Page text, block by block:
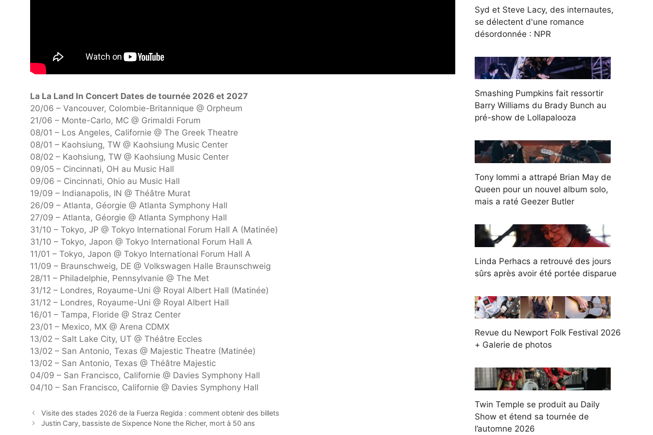
La La Land In Concert Dates de tournée 2026 et 2027
20/06 – Vancouver, Colombie-Britannique @ Orpheum
21/06 – Monte-Carlo, MC @ Grimaldi Forum
08/01 – Los Angeles, Californie @ The Greek Theatre
08/01 – Kaohsiung, TW @ Kaohsiung Music Center
08/02 – Kaohsiung, TW @ Kaohsiung Music Center
09/05 – Cincinnati, OH au Music Hall
09/06 – Cincinnati, Ohio au Music Hall
19/09 – Indianapolis, IN @ Théâtre Murat
26/09 – Atlanta, Géorgie @ Atlanta Symphony Hall
27/09 – Atlanta, Géorgie @ Atlanta Symphony Hall
31/10 – Tokyo, JP @ Tokyo International Forum Hall A (Matinée)
31/10 – Tokyo, Japon @ Tokyo International Forum Hall A
11/01 – Tokyo, Japon @ Tokyo International Forum Hall A
11/09 – Braunschweig, DE @ Volkswagen Halle Braunschweig
28/11 – Philadelphie, Pennsylvanie @ The Met
31/12 – Londres, Royaume-Uni @ Royal Albert Hall (Matinée)
31/12 – Londres, Royaume-Uni @ Royal Albert Hall
16/01 – Tampa, Floride @ Straz Center
23/01 – Mexico, MX @ Arena CDMX
13/02 – Salt Lake City, UT @ Théâtre Eccles
13/02 – San Antonio, Texas @ Majestic Theatre (Matinée)
13/02 – San Antonio, Texas @ Théâtre Majestic
04/09 – San Francisco, Californie @ Davies Symphony Hall
04/10 – San Francisco, Californie @ Davies Symphony Hall
Visite des stades 2026 de la Fuerza Regida : comment obtenir des billets
Justin Cary, bassiste de Sixpence None the Richer, mort à 50 ans
Syd et Steve Lacy, des internautes,
se délectent d'une romance
désordonnée : NPR
Smashing Pumpkins fait ressortir
Barry Williams du Brady Bunch au
pré-show de Lollapalooza
Tony Iommi a attrapé Brian May de
Queen pour un nouvel album solo,
mais a raté Geezer Butler
Linda Perhacs a retrouvé des jours
sûrs après avoir été portée disparue
Revue du Newport Folk Festival 2026
+ Galerie de photos
Twin Temple se produit au Daily
Show et étend sa tournée de
l’automne 2026